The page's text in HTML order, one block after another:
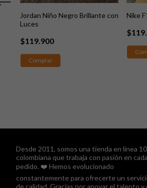
Jordan Niño Negro Brillante con
Luces
$119.900
Comprar
Nike
Desde 2011, somos una tienda en línea
colombiana que trabaja con pasión en cada
pedido. ❤️ Hemos evolucionado
constantemente para ofrecerte un
de calidad. Gracias por apoyar el talento y